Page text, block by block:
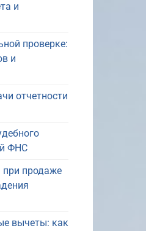
и
проверке:
и
отчетности
ФНС
продаже
вычеты: как